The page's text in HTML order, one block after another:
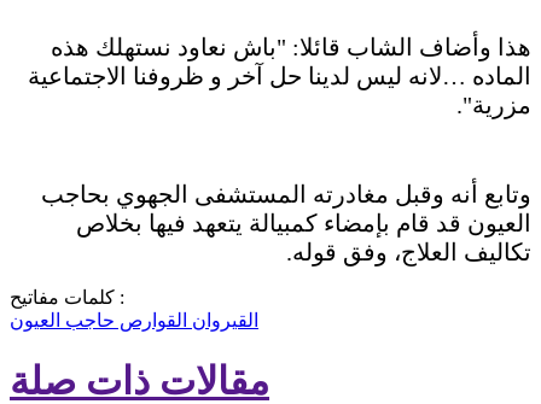
هذا وأضاف الشاب قائلا: "باش نعاود نستهلك هذه
الماده …لانه ليس لدينا حل آخر و ظروفنا الاجتماعية
مزرية".
وتابع أنه وقبل مغادرته المستشفى الجهوي بحاجب
العيون قد قام بإمضاء كمبيالة يتعهد فيها بخلاص
تكاليف العلاج، وفق قوله.
كلمات مفاتيح :
القيروان القوارص حاجب العيون
مقالات ذات صلة